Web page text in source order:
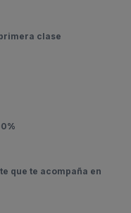
clase
que te acompaña en